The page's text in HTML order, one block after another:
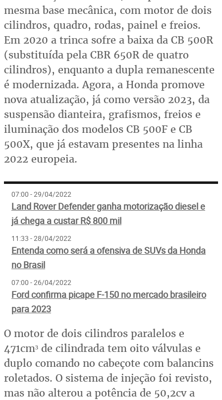
mesma base mecânica, com motor de dois
cilindros, quadro, rodas, painel e freios.
Em 2020 a trinca sofre a baixa da CB 500R
(substituída pela CBR 650R de quatro
cilindros), enquanto a dupla remanescente
é modernizada. Agora, a Honda promove
nova atualização, já como versão 2023, da
suspensão dianteira, grafismos, freios e
iluminação dos modelos CB 500F e CB
500X, que já estavam presentes na linha
2022 europeia.
07:00 - 29/04/2022
Land Rover Defender ganha motorização diesel e
já chega a custar R$ 800 mil
11:33 - 28/04/2022
Entenda como será a ofensiva de SUVs da Honda
no Brasil
07:00 - 26/04/2022
Ford confirma picape F-150 no mercado brasileiro
para 2023
O motor de dois cilindros paralelos e
471cm³ de cilindrada tem oito válvulas e
duplo comando no cabeçote com balancins
roletados. O sistema de injeção foi revisto,
mas não alterou a potência de 50,2cv a